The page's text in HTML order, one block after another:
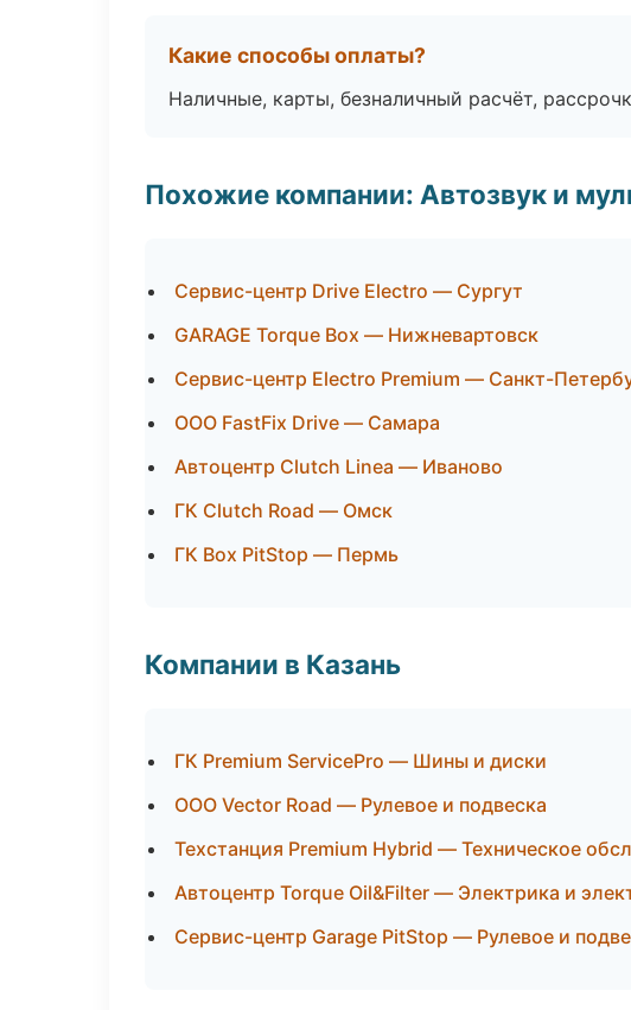
Какие способы оплаты?
Наличные, карты, безналичный расчёт,
Похожие компании: Автозвук и
Сервис-центр Drive Electro — Сургут
GARAGE Torque Box — Нижневартовск
Сервис-центр Electro Premium — Санкт-
ООО FastFix Drive — Самара
Автоцентр Clutch Linea — Иваново
ГК Clutch Road — Омск
ГК Box PitStop — Пермь
Компании в Казань
ГК Premium ServicePro — Шины и диски
ООО Vector Road — Рулевое и подвеска
Техстанция Premium Hybrid — Техническое
Автоцентр Torque Oil&Filter — Электрика и
Сервис-центр Garage PitStop — Рулевое и